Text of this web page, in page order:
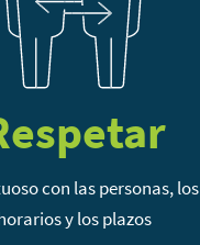
con las personas, los
y los plazos